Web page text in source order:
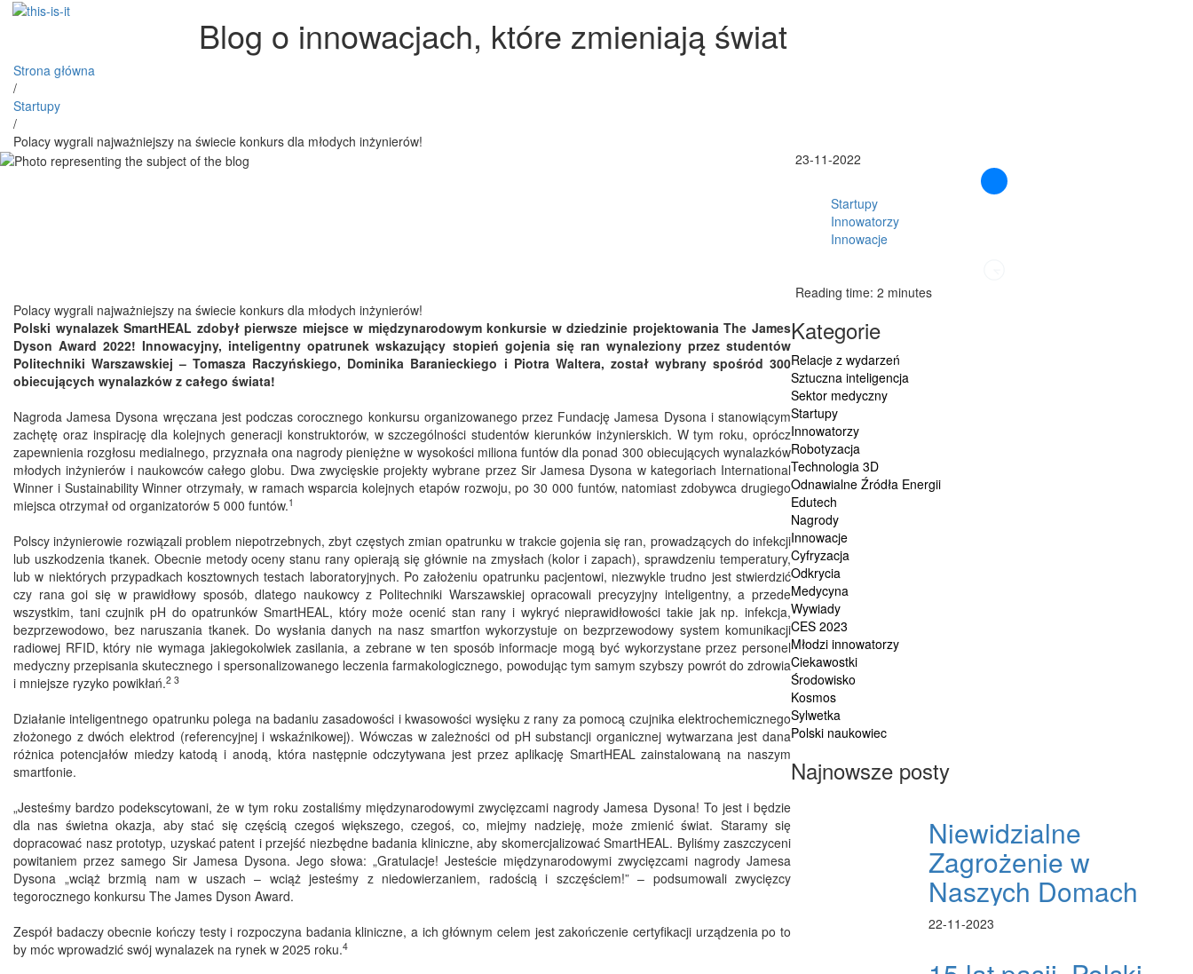
Blog o innowacjach, które zmieniają świat
Strona główna
/
Startupy
/
Polacy wygrali najważniejszy na świecie konkurs dla młodych inżynierów!
23-11-2022
Startupy
Innowatorzy
Innowacje
Reading time: 2 minutes
Polacy wygrali najważniejszy na świecie konkurs dla młodych inżynierów!
Polski wynalazek SmartHEAL zdobył pierwsze miejsce w międzynarodowym konkursie w dziedzinie projektowania The James
Dyson Award 2022! Innowacyjny, inteligentny opatrunek wskazujący stopień gojenia się ran wynaleziony przez studentów
Politechniki Warszawskiej – Tomasza Raczyńskiego, Dominika Baranieckiego i Piotra Waltera, został wybrany spośród 300
obiecujących wynalazków z całego świata!
Nagroda Jamesa Dysona wręczana jest podczas corocznego konkursu organizowanego przez Fundację Jamesa Dysona i stanowiącym
zachętę oraz inspirację dla kolejnych generacji konstruktorów, w szczególności studentów kierunków inżynierskich. W tym roku, oprócz
zapewnienia rozgłosu medialnego, przyznała ona nagrody pieniężne w wysokości miliona funtów dla ponad 300 obiecujących wynalazków
młodych inżynierów i naukowców całego globu. Dwa zwycięskie projekty wybrane przez Sir Jamesa Dysona w kategoriach International
Winner i Sustainability Winner otrzymały, w ramach wsparcia kolejnych etapów rozwoju, po 30 000 funtów, natomiast zdobywca drugiego
miejsca otrzymał od organizatorów 5 000 funtów.1
Polscy inżynierowie rozwiązali problem niepotrzebnych, zbyt częstych zmian opatrunku w trakcie gojenia się ran, prowadzących do infekcji
lub uszkodzenia tkanek. Obecnie metody oceny stanu rany opierają się głównie na zmysłach (kolor i zapach), sprawdzeniu temperatury,
lub w niektórych przypadkach kosztownych testach laboratoryjnych. Po założeniu opatrunku pacjentowi, niezwykle trudno jest stwierdzić
czy rana goi się w prawidłowy sposób, dlatego naukowcy z Politechniki Warszawskiej opracowali precyzyjny inteligentny, a przede
wszystkim, tani czujnik pH do opatrunków SmartHEAL, który może ocenić stan rany i wykryć nieprawidłowości takie jak np. infekcja,
bezprzewodowo, bez naruszania tkanek. Do wysłania danych na nasz smartfon wykorzystuje on bezprzewodowy system komunikacji
radiowej RFID, który nie wymaga jakiegokolwiek zasilania, a zebrane w ten sposób informacje mogą być wykorzystane przez personel
medyczny przepisania skutecznego i spersonalizowanego leczenia farmakologicznego, powodując tym samym szybszy powrót do zdrowia
i mniejsze ryzyko powikłań.2 3
Działanie inteligentnego opatrunku polega na badaniu zasadowości i kwasowości wysięku z rany za pomocą czujnika elektrochemicznego
złożonego z dwóch elektrod (referencyjnej i wskaźnikowej). Wówczas w zależności od pH substancji organicznej wytwarzana jest dana
różnica potencjałów miedzy katodą i anodą, która następnie odczytywana jest przez aplikację SmartHEAL zainstalowaną na naszym
smartfonie.
„Jesteśmy bardzo podekscytowani, że w tym roku zostaliśmy międzynarodowymi zwycięzcami nagrody Jamesa Dysona! To jest i będzie
dla nas świetna okazja, aby stać się częścią czegoś większego, czegoś, co, miejmy nadzieję, może zmienić świat. Staramy się
dopracować nasz prototyp, uzyskać patent i przejść niezbędne badania kliniczne, aby skomercjalizować SmartHEAL. Byliśmy zaszczyceni
powitaniem przez samego Sir Jamesa Dysona. Jego słowa: „Gratulacje! Jesteście międzynarodowymi zwycięzcami nagrody Jamesa
Dysona „wciąż brzmią nam w uszach – wciąż jesteśmy z niedowierzaniem, radością i szczęściem!” – podsumowali zwycięzcy
tegorocznego konkursu The James Dyson Award.
Zespół badaczy obecnie kończy testy i rozpoczyna badania kliniczne, a ich głównym celem jest zakończenie certyfikacji urządzenia po to
by móc wprowadzić swój wynalazek na rynek w 2025 roku.4
Kategorie
Relacje z wydarzeń
Sztuczna inteligencja
Sektor medyczny
Startupy
Innowatorzy
Robotyzacja
Technologia 3D
Odnawialne Źródła Energii
Edutech
Nagrody
Innowacje
Cyfryzacja
Odkrycia
Medycyna
Wywiady
CES 2023
Młodzi innowatorzy
Ciekawostki
Środowisko
Kosmos
Sylwetka
Polski naukowiec
Najnowsze posty
Niewidzialne
Zagrożenie w
Naszych Domach
22-11-2023